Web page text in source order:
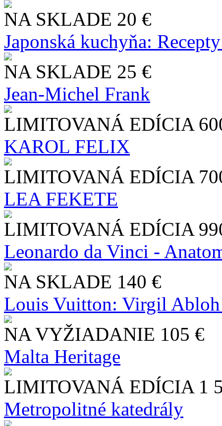
NA SKLADE 20 €
Japonská kuchyňa:
NA SKLADE 25 €
Jean-Michel Frank
LIMITOVANÁ EDÍCIA
KAROL FELIX
LIMITOVANÁ EDÍCIA
LEA FEKETE
LIMITOVANÁ EDÍCIA
Leonardo da Vinci -
NA SKLADE 140 €
Louis Vuitton: Virgil
NA VYŽIADANIE 105 €
Malta Heritage
LIMITOVANÁ EDÍCIA 1
Metropolitné katedrály